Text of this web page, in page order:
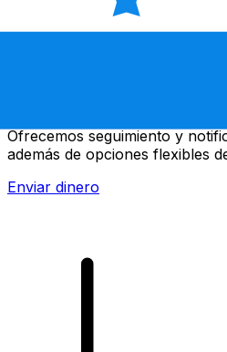
Ofrecemos seguimiento y
además de opciones flexibles
Enviar dinero